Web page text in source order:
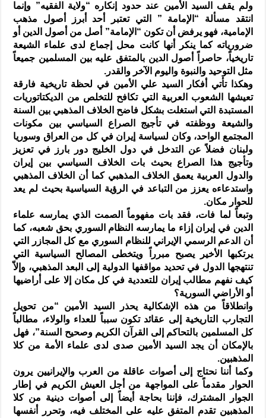
ولم يقف السيد الأمين عند حدود إنكاره “ولاية الفقيه” وإنما
انتقد مسألة “الإمامة ” التي تعتبر أحد أبرز أصول مذهب
الإمامية، فهو يرفض أن تكون “الإمامة” أصل من أصول الدين أو
ضرورياته كما ينكر أنها كانت محل إجماع لدى علماء الشيعة
تاريخياً، حاصراً أصول الدين بالمتفق عليه بين المسلمين جميعاً
مثل التوحيد والنبوة واليوم الآخر والقدر.
وهكذا تأتي أفكار السيد علي الأمين في لحظة تاريخية فارقة
تعيشها الشعوب العربية التي تكافح للتخلص من الديكتاتوريات
المستبدة التي استغلت بشكل فاضح الخلاف المذهبي بين السنة
والشيعة ووظفته في تأجيج الصراع السياسي بين مكونات
المجتمع الواحد، وكان لسياسة إيران في كل من العراق وسوريا
ولبنان فضلاً عن التدخل في دول الخليج دور بارز في تعزيز
وتأجيج هذا الصراع بحيث بات الخلاف السياسي بين إيران
والدول العربية يعمق الخلاف المذهبي كما أن الخلاف المذهبي
واستدعاءه يعزز من التباعد في الرؤية السياسية بحيث لم يعد
للحوار مكان.
وتبعاً لما فات، فقد بات مفهوماً الصمت الذي يمارسه علماء
الدين في إيران إزاء ما يمارسه النظام السوري بحق شعبه، كما
أن الدعم الرسمي الإيراني للنظام السوري مع كل المجازر التي
يرتكبها الأخير يصبح مبرراً ويتخطى المصالح السياسية التي
تنتهجها الدول في تحديد مواقفها الدولية إلى البعد المذهبي، وإلاّ
كيف نفهم مطالب إيران للتعددية في كل مكان إلا على أراضيها
أو الأراضي السورية؟
وانطلاقاً من هذه الإشكالية يحذر السيد الأمين “من تحويل
التجارب التاريخية إلى عقائد تكون سبباً للعداء والولاء، مطالباً
كل المسلمين بالتحاكم إلى القرآن الكريم وصحيح السنة”، فهل
بالإمكان أن يجد السيد الأمين صدى لدى علماء الأمة من كلا
المذهبين.
وكما أننا نحتاج إلى أصوات عاقلة من العرب والإيرانيين يرون
الحوار مقدماً على المواجهة من أجل العيش الكريم في إطار
الجوار المشترك، فإننا بحاجة أيضاً إلى أصوات دينية من كلا
المذهبين تقدم المتفق عليه على المختلف فيه، وتحرر أنفسها